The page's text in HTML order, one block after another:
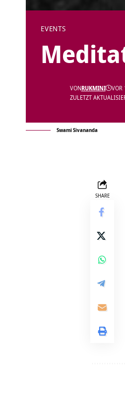
EVENTS
ZULETZT
VONRUKMINI VOR
Swami Sivananda
SHARE